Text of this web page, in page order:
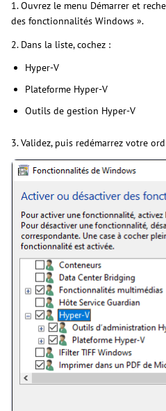
1. Ouvrez le menu Démarrer et
des fonctionnalités Windows ».
2. Dans la liste, cochez :
Hyper-V
Plateforme Hyper-V
Outils de gestion Hyper-V
3. Validez, puis redémarrez votre